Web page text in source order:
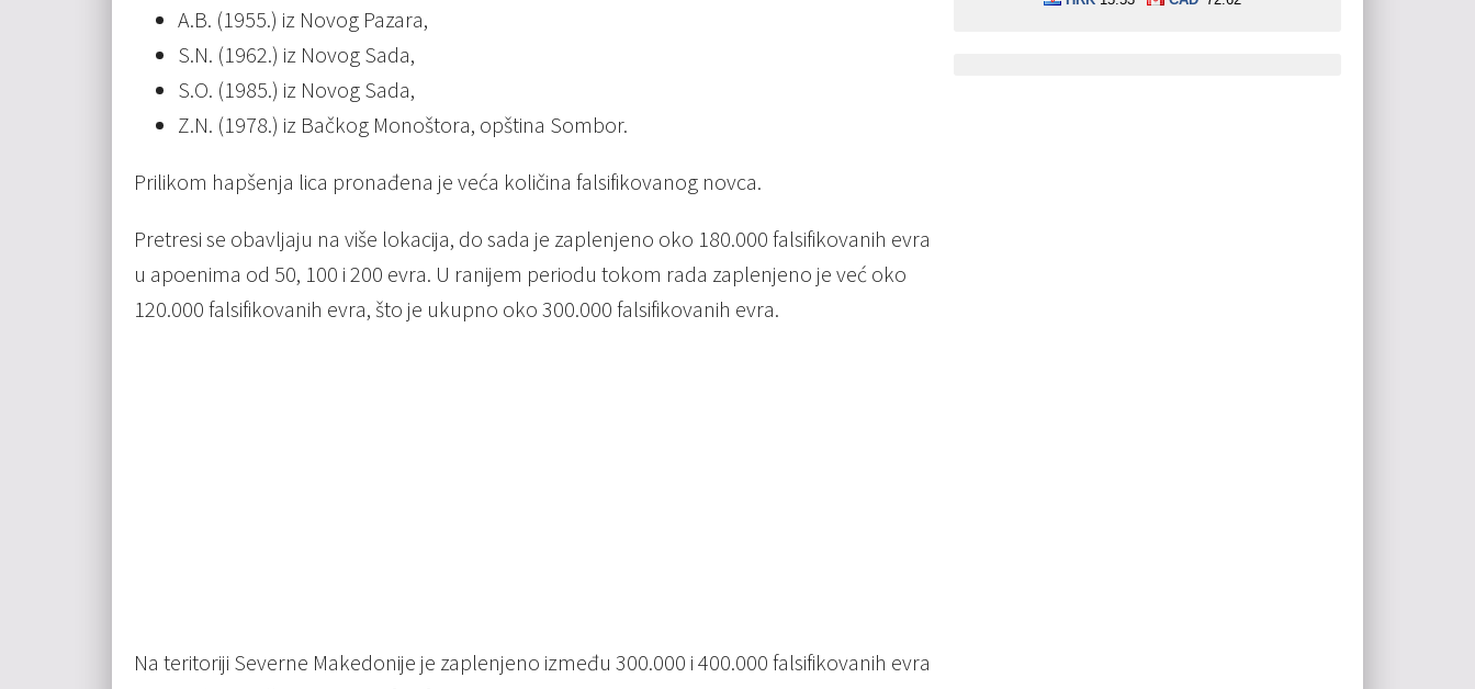
A.B. (1955.) iz Novog Pazara,
S.N. (1962.) iz Novog Sada,
S.O. (1985.) iz Novog Sada,
Z.N. (1978.) iz Bačkog Monoštora, opština Sombor.
Prilikom hapšenja lica pronađena je veća količina falsifikovanog novca.
Pretresi se obavljaju na više lokacija, do sada je zaplenjeno oko 180.000 falsifikovanih evra
u apoenima od 50, 100 i 200 evra. U ranijem periodu tokom rada zaplenjeno je već oko
120.000 falsifikovanih evra, što je ukupno oko 300.000 falsifikovanih evra.
Na teritoriji Severne Makedonije je zaplenjeno između 300.000 i 400.000 falsifikovanih evra